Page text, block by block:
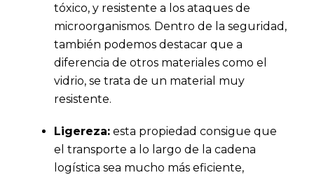
tóxico, y resistente a los ataques de
microorganismos. Dentro de la seguridad,
también podemos destacar que a
diferencia de otros materiales como el
vidrio, se trata de un material muy
resistente.
Ligereza: esta propiedad consigue que
el transporte a lo largo de la cadena
logística sea mucho más eficiente,